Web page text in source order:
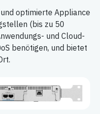
optimierte Appliance
(bis zu 50
und Cloud-
benötigen, und bietet